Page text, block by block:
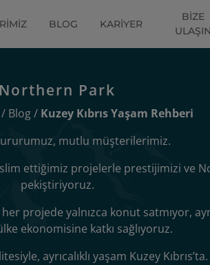
BLOG KARIYER
BIZE
ULAŞIN
Northern Park
/ Blog/ Kuzey Kıbrıs Yaşam Rehberi
mutlu müşterilerimiz.
ettiğimiz projelerle prestijimizi ve
pekiştiriyoruz.
her projede yalnızca konut satmıyor,
ekonomisine katkı sağlıyoruz.
ayrıcalıklı yaşam Kuzey Kıbrıs’ta.